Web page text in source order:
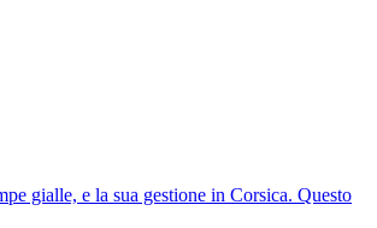
gialle, e la sua gestione in Corsica. Questo